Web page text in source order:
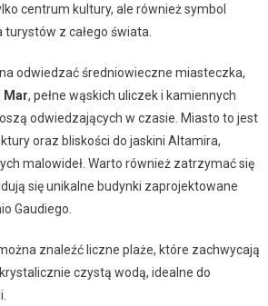
centrum kultury, ale również symbol
z całego świata.
odwiedzać średniowieczne miasteczka,
Mar, pełne wąskich uliczek i kamiennych
odwiedzających w czasie. Miasto to jest
oraz bliskości do jaskini Altamira,
malowideł. Warto również zatrzymać się
się unikalne budynki zaprojektowane
Gaudiego.
znaleźć liczne plaże, które zachwycają
czystą wodą, idealne do